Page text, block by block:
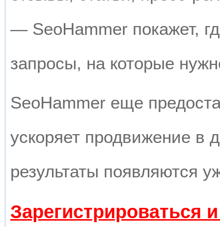
— SeoHammer покажет,
запросы, на которые
SeoHammer еще
ускоряет продвижение в
результаты появляются
Зарегистрироваться